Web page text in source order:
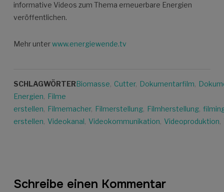
informative Videos zum Thema erneuerbare Energien
veröffentlichen.
Mehr unterwww.energiewende.tv
SCHLAGWÖRTERBiomasse, Cutter, Dokumentarfilm,
Energien, Filme
erstellen, Filmemacher, Filmerstellung, Filmherstellung,
erstellen, Videokanal, Videokommunikation, Videoproduktion,
Schreibe einen Kommentar